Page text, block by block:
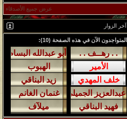
آخر رد:احمد جابر
آخر مشاركة
آخر رد: خلف المهدي
آخر مشاركة
آخر رد:ابن صلفيق
آخر مشاركة
عرض جميع الأصدقاء
آخر الزوار
المتواجدون الآن في هذه الصفحة (10):